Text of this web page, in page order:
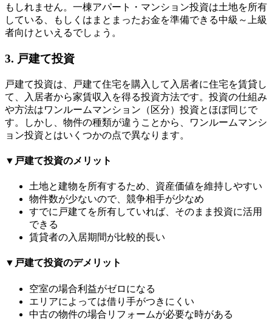
もしれません。一棟アパート・マンション投資は土地を所有
している、もしくはまとまったお金を準備できる中級～上級
者向けといえるでしょう。
3. 戸建て投資
戸建て投資は、戸建て住宅を購入して入居者に住宅を賃貸し
て、入居者から家賃収入を得る投資方法です。投資の仕組み
や方法はワンルームマンション（区分）投資とほぼ同じで
す。しかし、物件の種類が違うことから、ワンルームマンシ
ョン投資とはいくつかの点で異なります。
▼戸建て投資のメリット
土地と建物を所有するため、資産価値を維持しやすい
物件数が少ないので、競争相手が少なめ
すでに戸建てを所有していれば、そのまま投資に活用
できる
賃貸者の入居期間が比較的長い
▼戸建て投資のデメリット
空室の場合利益がゼロになる
エリアによっては借り手がつきにくい
中古の物件の場合リフォームが必要な時がある